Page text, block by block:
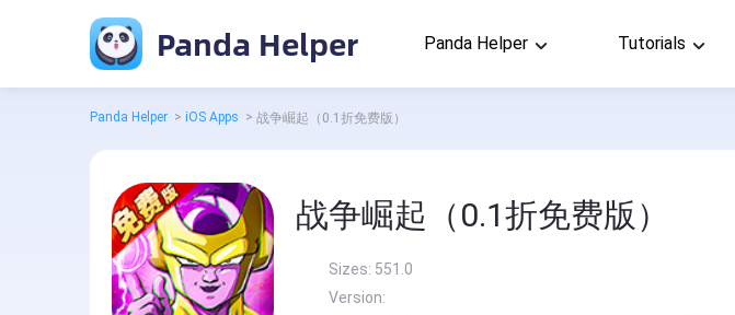
Panda Helper Panda Helper Tutorials
Panda Helper > iOS Apps > 战争崛起（0.1折免费版）
战争崛起（0.1折免费版）
Sizes: 551.0
Version: